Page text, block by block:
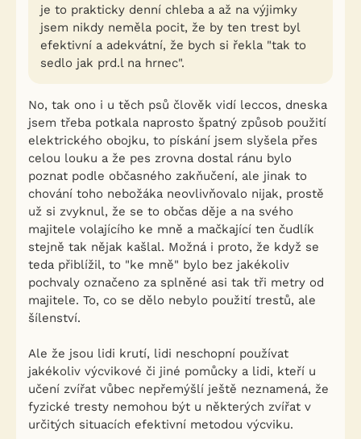
je to prakticky denní chleba a až na výjimky
jsem nikdy neměla pocit, že by ten trest byl
efektivní a adekvátní, že bych si řekla "tak to
sedlo jak prd.l na hrnec".
No, tak ono i u těch psů člověk vidí leccos, dneska
jsem třeba potkala naprosto špatný způsob použití
elektrického obojku, to pískání jsem slyšela přes
celou louku a že pes zrovna dostal ránu bylo
poznat podle občasného zakňučení, ale jinak to
chování toho nebožáka neovlivňovalo nijak, prostě
už si zvyknul, že se to občas děje a na svého
majitele volajícího ke mně a mačkající ten čudlík
stejně tak nějak kašlal. Možná i proto, že když se
teda přiblížil, to "ke mně" bylo bez jakékoliv
pochvaly označeno za splněné asi tak tři metry od
majitele. To, co se dělo nebylo použití trestů, ale
šílenství.
Ale že jsou lidi krutí, lidi neschopní používat
jakékoliv výcvikové či jiné pomůcky a lidi, kteří u
učení zvířat vůbec nepřemýšlí ještě neznamená, že
fyzické tresty nemohou být u některých zvířat v
určitých situacích efektivní metodou výcviku.